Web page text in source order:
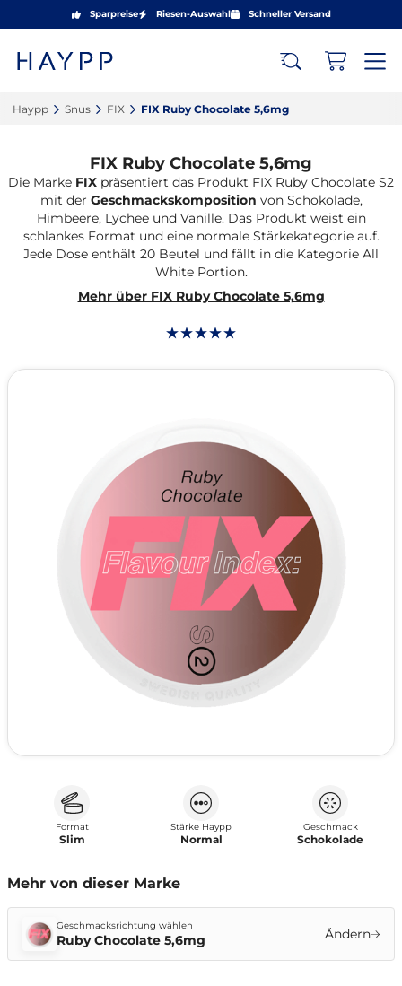
Sparpreise Riesen-Auswahl Schneller Versand
Haypp‎ Snus‎ FIX‎ FIX Ruby Chocolate 5,6mg‎
FIX Ruby Chocolate 5,6mg
Die Marke FIX präsentiert das Produkt FIX Ruby Chocolate S2
mit der Geschmackskomposition von Schokolade,
Himbeere, Lychee und Vanille. Das Produkt weist ein
schlankes Format und eine normale Stärkekategorie auf.
Jede Dose enthält 20 Beutel und fällt in die Kategorie All
White Portion.
Mehr über FIX Ruby Chocolate 5,6mg
Format
Slim
Stärke Haypp
Normal
Geschmack
Schokolade
Mehr von dieser Marke
Geschmacksrichtung wählen
Ruby Chocolate 5,6mg Ändern